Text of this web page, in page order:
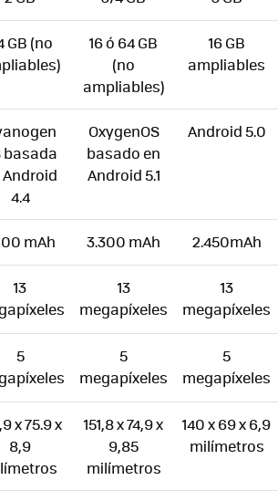
GB (no
16 ó 64 GB
(no
ampliables)
16 GB
ampliables
basada
Android
4.4
OxygenOS
basado en
Android 5.1
Android 5.0
mAh 3.300 mAh 2.450mAh
13
13
megapíxeles
13
megapíxeles
5
5
megapíxeles
5
megapíxeles
x 75.9 x
8,9
151,8 x 74,9 x
9,85
milímetros
140 x 69 x 6,9
milímetros